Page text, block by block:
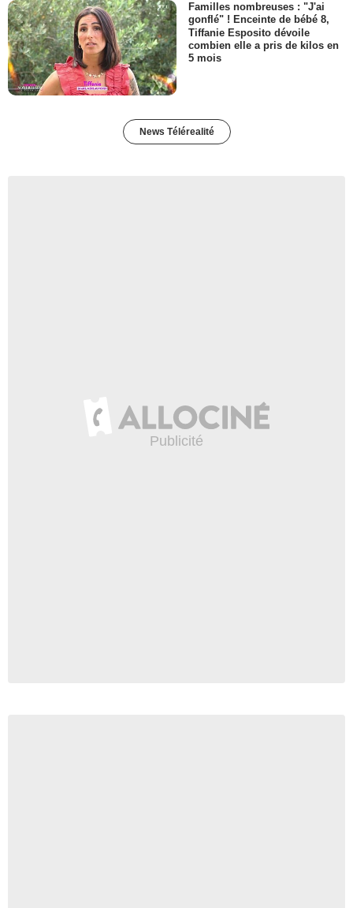
Familles nombreuses : "J'ai
gonflé" ! Enceinte de bébé 8,
Tiffanie Esposito dévoile
combien elle a pris de kilos en
5 mois
News Télérealité